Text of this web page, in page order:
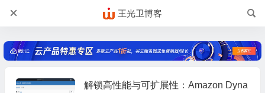
王光卫博客
解锁高性能与可扩展性：Amazon Dyna